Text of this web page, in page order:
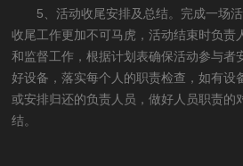
5、活动收尾安排及总结。完成一场
收尾工作更加不可马虎，活动结束时负责
和监督工作，根据计划表确保活动参与者
好设备，落实每个人的职责检查，如有设
或安排归还的负责人员，做好人员职责的
结。